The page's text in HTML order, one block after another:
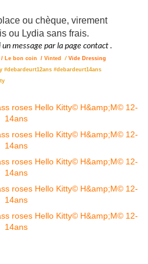
ou chèque, virement
ou Lydia sans frais.
message par la page contact .
/ Le bon coin / Vinted / Vide Dressing
#debardeurt14ans